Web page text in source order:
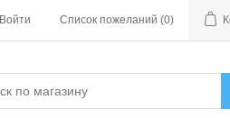
Войти Список пожеланий (0)